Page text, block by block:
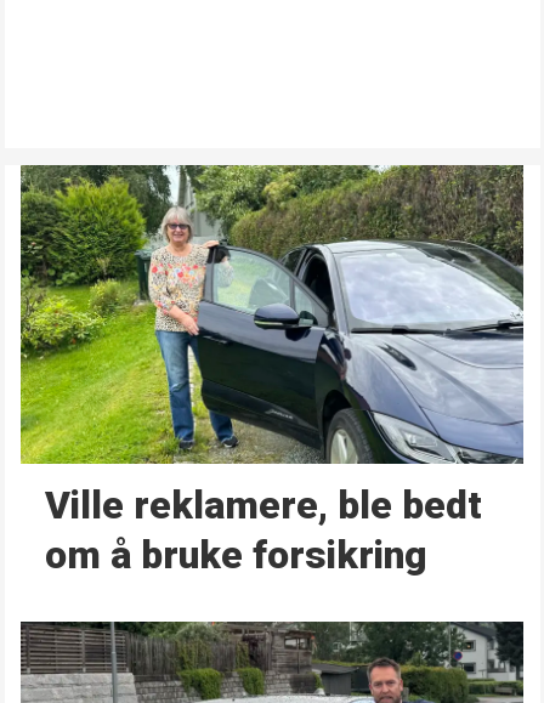
Ville reklamere, ble bedt
om å bruke forsikring